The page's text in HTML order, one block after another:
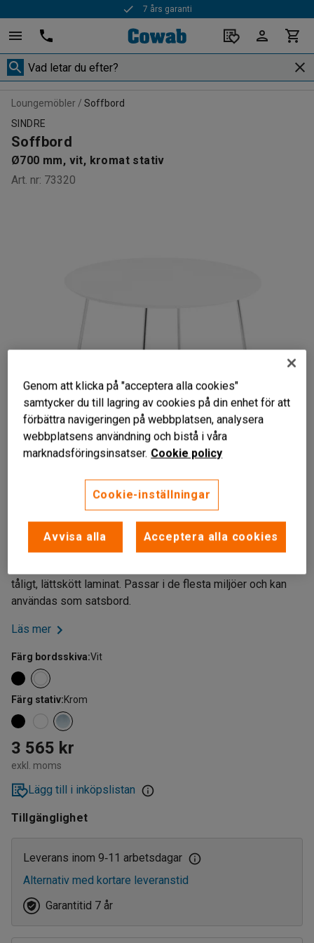
7 års garanti
Loungemöbler
Soffbord
SINDRE
Soffbord
Ø700 mm, vit, kromat stativ
Art. nr: 73320
Stålstativ
Bordsskiva i laminat
tåligt, lättskött laminat. Passar i de flesta miljöer och kan
användas som satsbord.
Läs mer
Färg bordsskiva:Vit
Färg stativ:Krom
3 565 kr
exkl. moms
Lägg till i inköpslistan
Tillgänglighet
Leverans inom 9‑11 arbetsdagar
Alternativ med kortare leveranstid
Garantitid 7 år
Genom att klicka på "acceptera alla cookies"
samtycker du till lagring av cookies på din enhet för att
förbättra navigeringen på webbplatsen, analysera
webbplatsens användning och bistå i våra
marknadsföringsinsatser. Cookie policy
Cookie-inställningar
Avvisa alla Acceptera alla cookies